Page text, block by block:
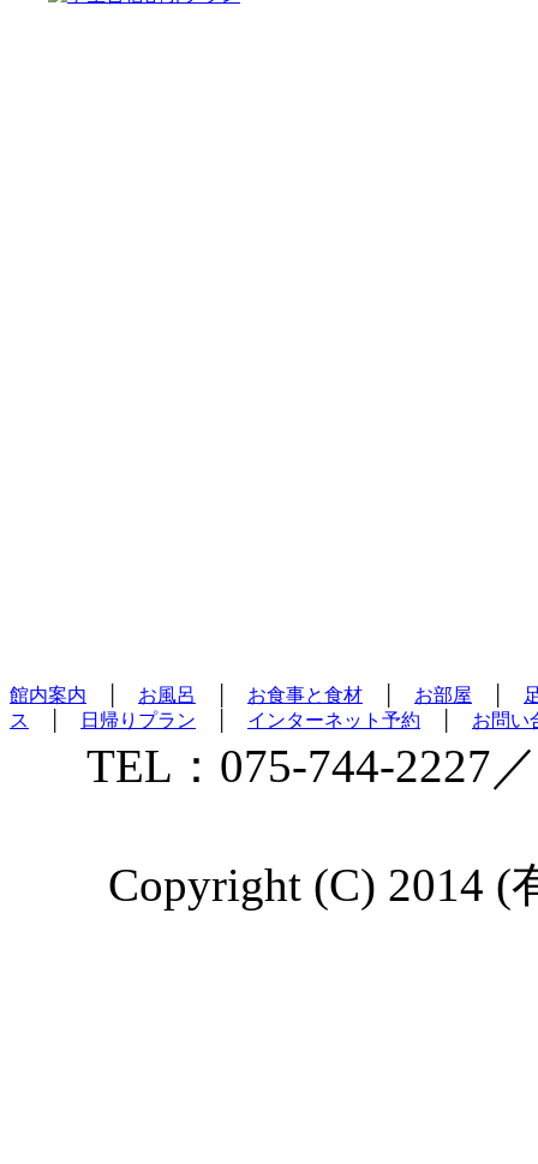
館内案内 お風呂 お食事と食材 お部屋
ス
日帰りプラン インターネット予約 お問い
TEL：075-744-2227
Copyright (C) 2014 (